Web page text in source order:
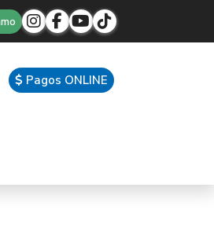
Pagos ONLINE